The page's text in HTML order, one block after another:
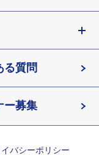
る質問
ー募集
バシーポリシー